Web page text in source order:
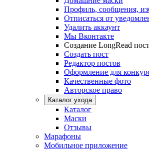
Профиль, сообщения,
Отписаться от
Удалить аккаунт
Мы Вконтакте
Создание LongRead
Создать пост
Редактор постов
Оформление для
Качественные фото
Авторское право
Каталог ухода
Каталог
Маски
Отзывы
Марафоны
Мобильное приложение